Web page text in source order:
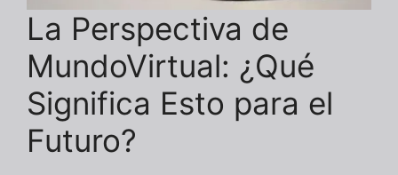
La Perspectiva de
MundoVirtual: ¿Qué
Significa Esto para el
Futuro?